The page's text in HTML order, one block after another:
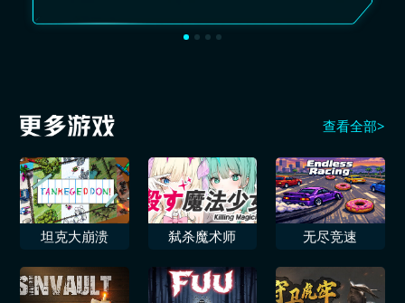
查看全部>
坦克大崩溃 弑杀魔术师 无尽竞速